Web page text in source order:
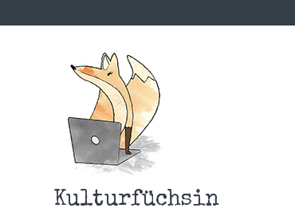
Kulturfüchsin